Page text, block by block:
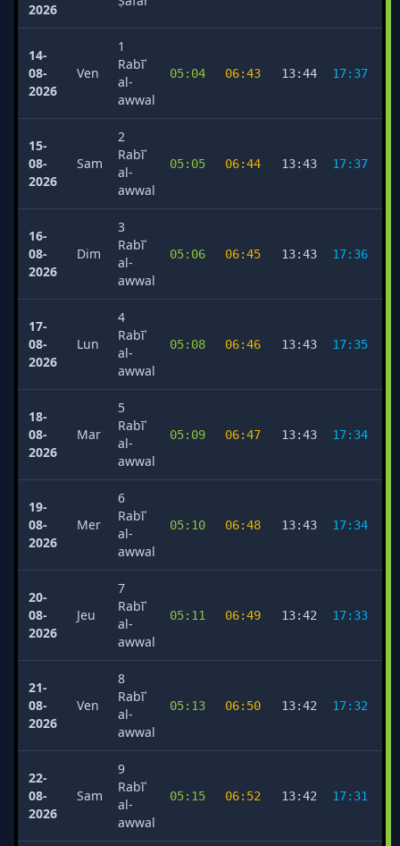
2026
14-
08-
2026
Ven
1
Rabīʿ
al-
awwal
05:04 06:43 13:44 17:37
15-
08-
2026
Sam
2
Rabīʿ
al-
awwal
05:05 06:44 13:43 17:37
16-
08-
2026
Dim
3
Rabīʿ
al-
awwal
05:06 06:45 13:43 17:36
17-
08-
2026
Lun
4
Rabīʿ
al-
awwal
05:08 06:46 13:43 17:35
18-
08-
2026
Mar
5
Rabīʿ
al-
awwal
05:09 06:47 13:43 17:34
19-
08-
2026
Mer
6
Rabīʿ
al-
awwal
05:10 06:48 13:43 17:34
20-
08-
2026
Jeu
7
Rabīʿ
al-
awwal
05:11 06:49 13:42 17:33
21-
08-
2026
Ven
8
Rabīʿ
al-
awwal
05:13 06:50 13:42 17:32
22-
08-
2026
Sam
9
Rabīʿ
al-
awwal
05:15 06:52 13:42 17:31